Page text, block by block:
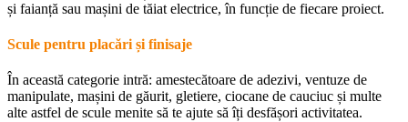
și faianță sau mașini de tăiat electrice, în funcție de fiecare proiect.
Scule pentru placări și finisaje
În această categorie intră: amestecătoare de adezivi, ventuze de
manipulate, mașini de găurit, gletiere, ciocane de cauciuc și multe
alte astfel de scule menite să te ajute să îți desfășori activitatea.